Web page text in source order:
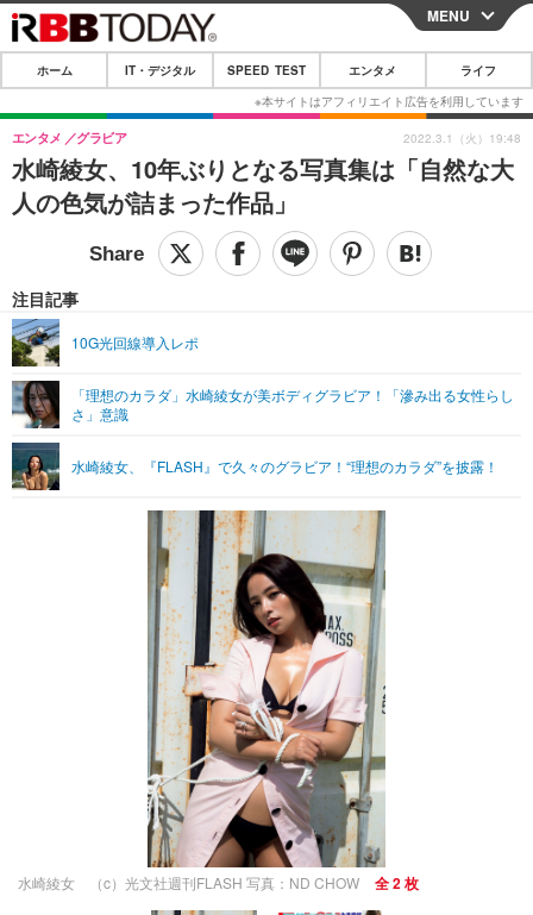
CLOSE
ホーム
IT・デジタル
IT・デジタルTOP スマートフォン
ショッピング その他
SPEED TEST
エンタメTOP 映画・ドラマ
グラビア
ショッピング その他
ライフTOP
その他
リリース一覧
プッシュ通知の停止方法
MENU
ホーム IT・デジタル SPEED TEST エンタメ ライフ
水崎綾女、10年ぶりとなる写真集は「自然な大
人の色気が詰まった作品」
エンタメ グラビア
注目記事
10G光回線導入レポ
「理想のカラダ」水崎綾女が美ボディグラビア！「滲み出る女性らし
さ」意識
水崎綾女、『FLASH』で久々のグラビア！“理想のカラダ”を披露！
2022.3.1（火）19:48
水崎綾女 （c）光文社週刊FLASH 写真：ND CHOW 全 2 枚